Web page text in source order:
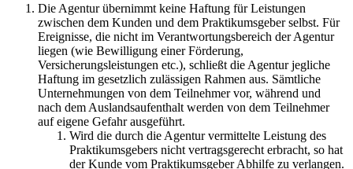
Die Agentur übernimmt keine Haftung für Leistungen
zwischen dem Kunden und dem Praktikumsgeber selbst. Für
Ereignisse, die nicht im Verantwortungsbereich der Agentur
liegen (wie Bewilligung einer Förderung,
Versicherungsleistungen etc.), schließt die Agentur jegliche
Haftung im gesetzlich zulässigen Rahmen aus. Sämtliche
Unternehmungen von dem Teilnehmer vor, während und
nach dem Auslandsaufenthalt werden von dem Teilnehmer
auf eigene Gefahr ausgeführt.
Wird die durch die Agentur vermittelte Leistung des
Praktikumsgebers nicht vertragsgerecht erbracht, so hat
der Kunde vom Praktikumsgeber Abhilfe zu verlangen.